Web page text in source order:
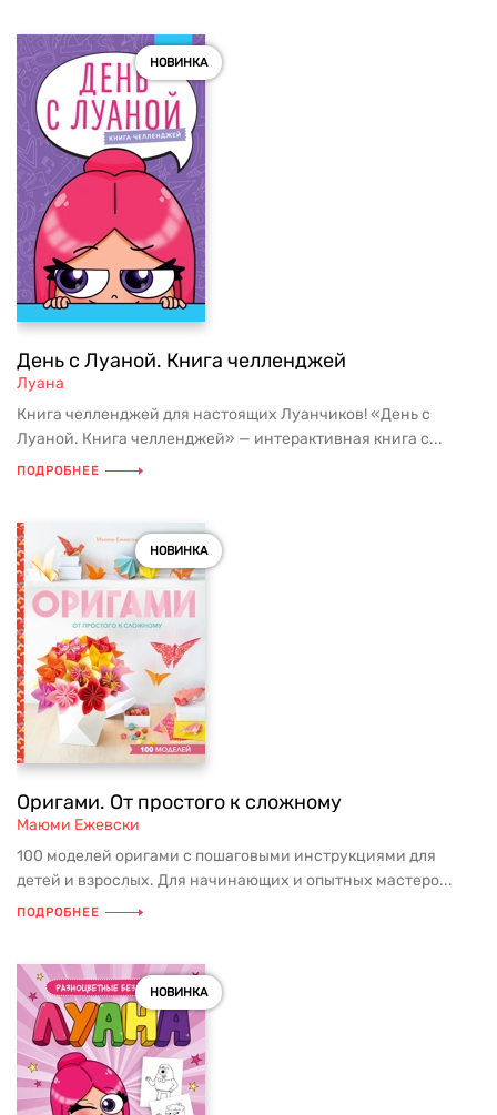
НОВИНКА
День с Луаной. Книга челленджей
Луана
Книга челленджей для настоящих Луанчиков! «День с
Луаной. Книга челленджей» — интерактивная книга с...
ПОДРОБНЕЕ
НОВИНКА
Оригами. От простого к сложному
Маюми Ежевски
100 моделей оригами с пошаговыми инструкциями для
детей и взрослых. Для начинающих и опытных мастеро...
ПОДРОБНЕЕ
НОВИНКА